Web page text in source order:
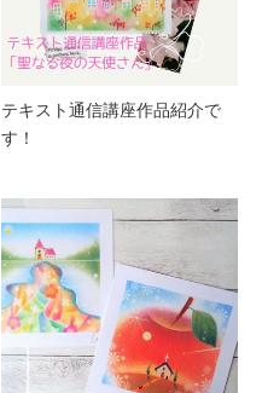
テキスト通信講座作品紹介で
す！